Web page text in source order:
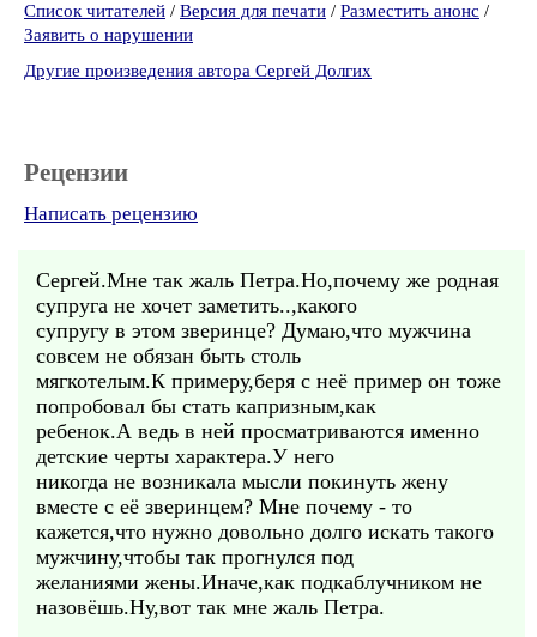
Список читателей / Версия для печати / Разместить анонс /
Заявить о нарушении
Другие произведения автора Сергей Долгих
Рецензии
Написать рецензию
Сергей.Мне так жаль Петра.Но,почему же родная
супруга не хочет заметить..,какого
супругу в этом зверинце? Думаю,что мужчина
совсем не обязан быть столь
мягкотелым.К примеру,беря с неё пример он тоже
попробовал бы стать капризным,как
ребенок.А ведь в ней просматриваются именно
детские черты характера.У него
никогда не возникала мысли покинуть жену
вместе с её зверинцем? Мне почему - то
кажется,что нужно довольно долго искать такого
мужчину,чтобы так прогнулся под
желаниями жены.Иначе,как подкаблучником не
назовёшь.Ну,вот так мне жаль Петра.